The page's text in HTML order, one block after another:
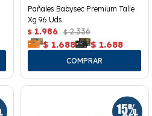
Pañales Babysec Premium Talle
Xg 96 Uds.
$ 1.986 $ 2.336
$ 1.688 $ 1.688